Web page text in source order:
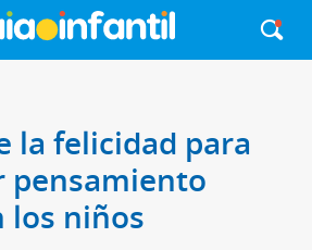
la felicidad para
pensamiento
los niños